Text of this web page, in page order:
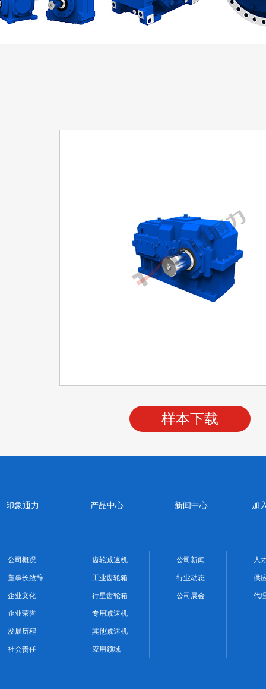
样本下载
加
新闻中心
产品中心
印象通力
人
供
代
公司新闻
行业动态
公司展会
齿轮减速机
工业齿轮箱
行星齿轮箱
专用减速机
其他减速机
应用领域
公司概况
董事长致辞
企业文化
企业荣誉
发展历程
社会责任